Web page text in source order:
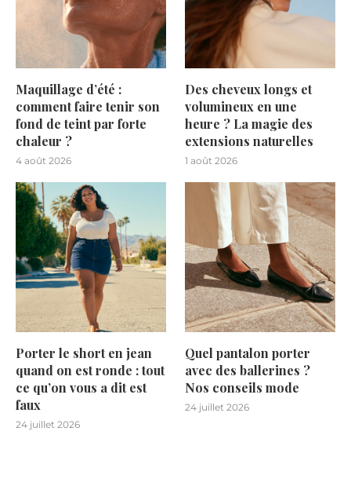
Maquillage d’été :
comment faire tenir son
fond de teint par forte
chaleur ?
4 août 2026
Des cheveux longs et
volumineux en une
heure ? La magie des
extensions naturelles
1 août 2026
Porter le short en jean
quand on est ronde : tout
ce qu’on vous a dit est
faux
24 juillet 2026
Quel pantalon porter
avec des ballerines ?
Nos conseils mode
24 juillet 2026